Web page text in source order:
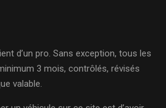
d’un pro. Sans exception, tous les
3 mois, contrôlés, révisés
valable.